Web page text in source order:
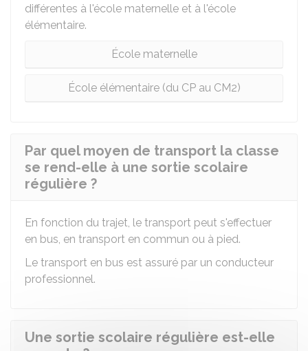
différentes à l'école maternelle et à l'école
élémentaire.
École maternelle
École élémentaire (du CP au CM2)
Par quel moyen de transport la classe
se rend-elle à une sortie scolaire
régulière ?
En fonction du trajet, le transport peut s'effectuer
en bus, en transport en commun ou à pied.
Le transport en bus est assuré par un conducteur
professionnel.
Une sortie scolaire régulière est-elle